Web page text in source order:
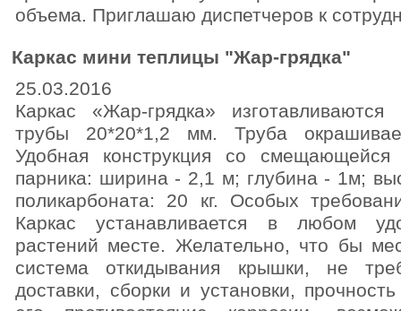
объема. Приглашаю диспетчеров к
Каркас мини теплицы "Жар-грядка"
25.03.2016
Каркас «Жар-грядка»
трубы 20*20*1,2 мм. Труба
Удобная конструкция со
парника: ширина - 2,1 м; глубина - 1м;
поликарбоната: 20 кг. Особых
Каркас устанавливается в любом
растений месте. Желательно, что бы
система откидывания крышки, не
доставки, сборки и установки,